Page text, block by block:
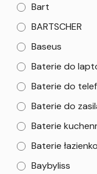
Bart
BARTSCHER
Baseus
Baterie do
Baterie do
Baterie do
Baterie
Baterie
Baybyliss